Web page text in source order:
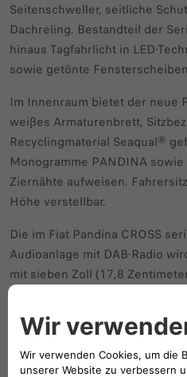
Seitenschweller, seitliche
Dachreling. Bestandteil der
hinaus Tagfahrlicht in LED-
sowie getönte
Im Innenraum bietet der neue
weißes Armaturenbrett,
Recyclingmaterial Seaqual®
Monogramme PANDINA
Ziernähte aufweisen.
Höhe verstellbar.
Die im Fiat Pandina CROSS
Audioanlage mit DAB-Radio
mit sieben Zoll (17,8
um Leder-
Regensensor.